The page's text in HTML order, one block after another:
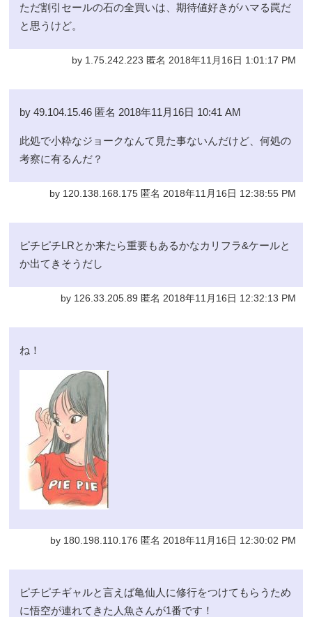
ただ割引セールの石の全買いは、期待値好きがハマる罠だ
と思うけど。
by 1.75.242.223 匿名 2018年11月16日 1:01:17 PM
by 49.104.15.46 匿名 2018年11月16日 10:41 AM
此処で小粋なジョークなんて見た事ないんだけど、何処の
考察に有るんだ？
by 120.138.168.175 匿名 2018年11月16日 12:38:55 PM
ピチピチLRとか来たら重要もあるかなカリフラ&ケールと
か出てきそうだし
by 126.33.205.89 匿名 2018年11月16日 12:32:13 PM
ね！
by 180.198.110.176 匿名 2018年11月16日 12:30:02 PM
ピチピチギャルと言えば亀仙人に修行をつけてもらうため
に悟空が連れてきた人魚さんが1番です！